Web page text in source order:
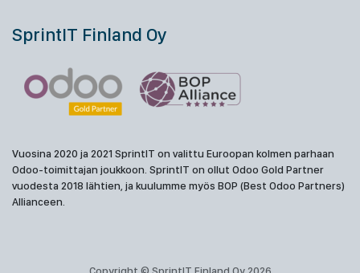
SprintIT Finland Oy
Vuosina 2020 ja 2021 SprintIT on valittu Euroopan kolmen parhaan
Odoo-toimittajan joukkoon. SprintIT on ollut Odoo Gold Partner
vuodesta 2018 lähtien, ja kuulumme myös BOP (Best Odoo Partners)
Allianceen.
Copyright © SprintIT Finland Oy 2026